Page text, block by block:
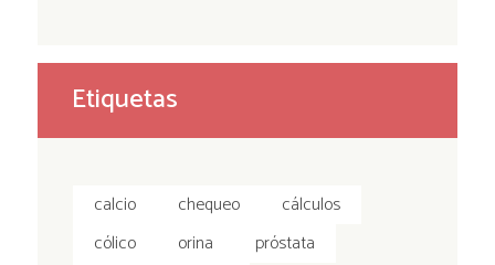
Etiquetas
calcio chequeo
cálculos
cólico
orina
próstata